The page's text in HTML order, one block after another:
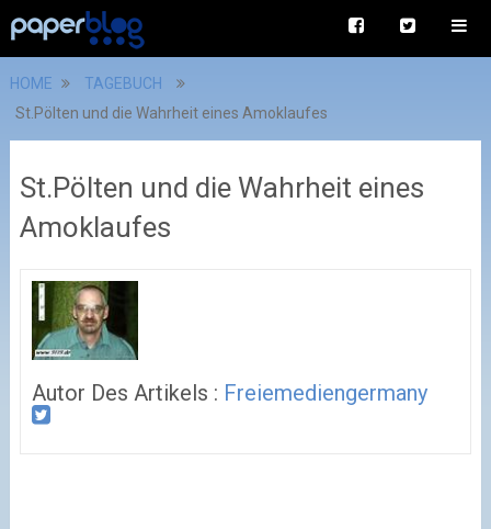
HOME
TAGEBUCH
St.Pölten und die Wahrheit eines Amoklaufes
St.Pölten und die Wahrheit eines
Amoklaufes
Autor Des Artikels : Freiemediengermany